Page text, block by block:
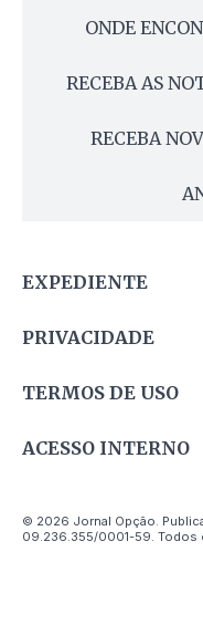
ONDE
RECEBA AS
RECEBA
EXPEDIENTE
PRIVACIDADE
TERMOS DE USO
ACESSO INTERNO
© 2026 Jornal Opção.
09.236.355/0001-59. Todos